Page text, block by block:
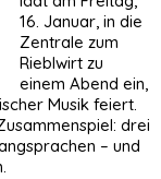
16. Januar, in die
Zentrale zum
Rieblwirt zu
einem Abend ein,
Musik feiert.
drei
– und